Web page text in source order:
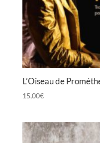
L’Oiseau de
15,00€